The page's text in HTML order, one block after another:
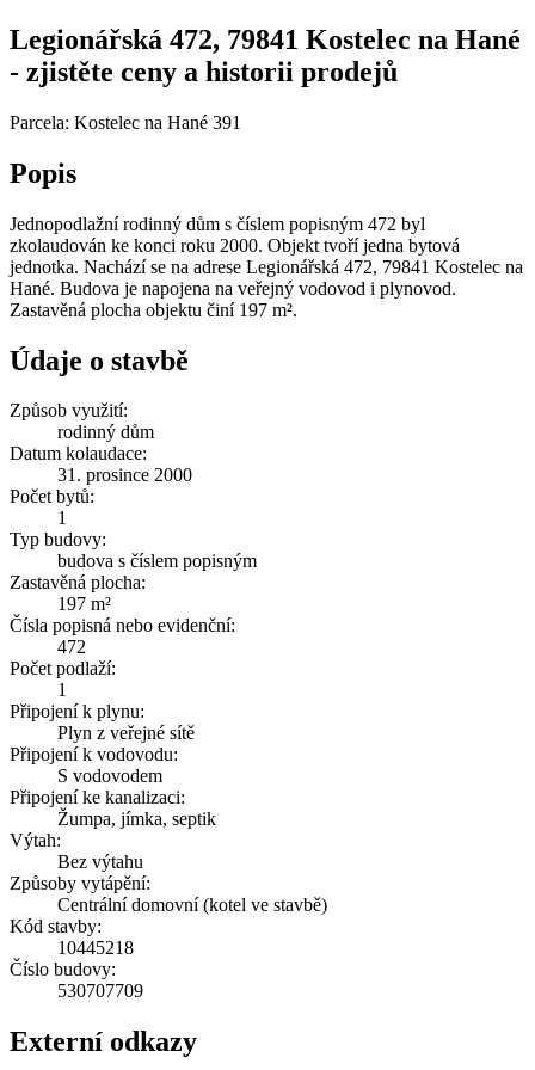
Legionářská 472, 79841 Kostelec na Hané
- zjistěte ceny a historii prodejů
Parcela: Kostelec na Hané 391
Popis
Jednopodlažní rodinný dům s číslem popisným 472 byl
zkolaudován ke konci roku 2000. Objekt tvoří jedna bytová
jednotka. Nachází se na adrese Legionářská 472, 79841 Kostelec na
Hané. Budova je napojena na veřejný vodovod i plynovod.
Zastavěná plocha objektu činí 197 m².
Údaje o stavbě
Způsob využití:
rodinný dům
Datum kolaudace:
31. prosince 2000
Počet bytů:
1
Typ budovy:
budova s číslem popisným
Zastavěná plocha:
197 m²
Čísla popisná nebo evidenční:
472
Počet podlaží:
1
Připojení k plynu:
Plyn z veřejné sítě
Připojení k vodovodu:
S vodovodem
Připojení ke kanalizaci:
Žumpa, jímka, septik
Výtah:
Bez výtahu
Způsoby vytápění:
Centrální domovní (kotel ve stavbě)
Kód stavby:
10445218
Číslo budovy:
530707709
Externí odkazy